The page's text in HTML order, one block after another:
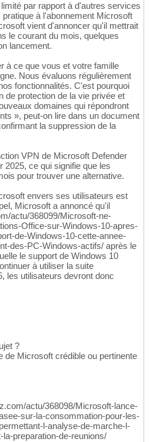
par rapport à d'autres services
à l'abonnement Microsoft
vient d'annoncer qu'il mettrait
le courant du mois, quelques
lancement.
à ce que vous et votre famille
Nous évaluons régulièrement
fonctionnalités. C'est pourquoi
de protection de la vie privée et
domaines qui répondront
», peut-on lire dans un document
la suppression de la
VPN de Microsoft Defender
2025, ce qui signifie que les
pour trouver une alternative.
envers ses utilisateurs est
Microsoft a annoncé qu'il
actu/368099/Microsoft-ne-
Office-sur-Windows-10-apres-
de-Windows-10-cette-annee-
des-PC-Windows-actifs/ après le
le support de Windows 10
à utiliser la suite
les utilisateurs devront donc
?
de Microsoft crédible ou pertinente
actu/368098/Microsoft-lance-
sur-la-consommation-pour-les-
l-analyse-de-marche-l-
preparation-de-reunions/